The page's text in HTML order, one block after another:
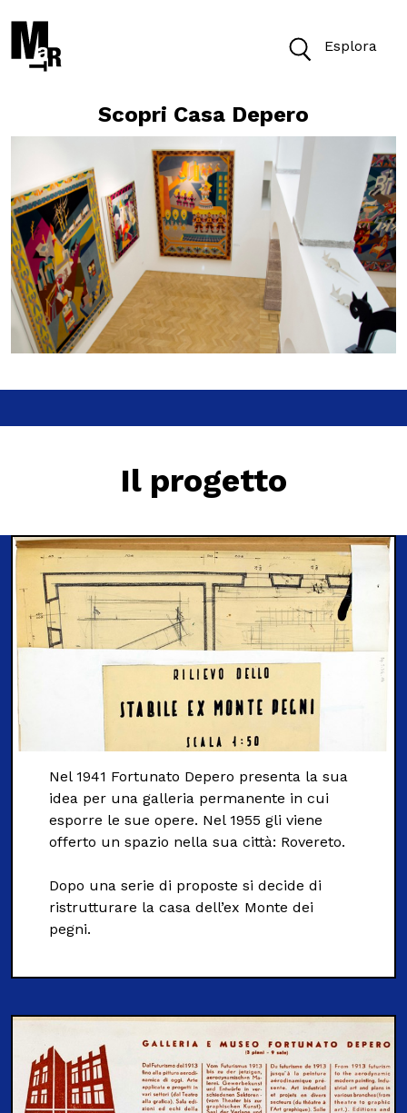
Esplora
Oggi il Museo è aperto dalle 10 alle 19.30
Biglietti
Cerca nel sito
Cerca
VISITA
IL MART
Membership
Famiglie
Scuole
Visita il Mart in totale sicurezza: le nostre norme COVID-19
Scopri Casa Depero
Il progetto
Nel 1941 Fortunato Depero presenta la sua
idea per una galleria permanente in cui
esporre le sue opere. Nel 1955 gli viene
offerto un spazio nella sua città: Rovereto.
Dopo una serie di proposte si decide di
ristrutturare la casa dell’ex Monte dei
pegni.